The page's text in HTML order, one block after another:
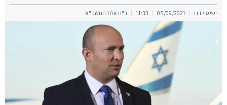
ישי טולדנו 05/09/2021
11:33 כ"ח אלול התשפ"א